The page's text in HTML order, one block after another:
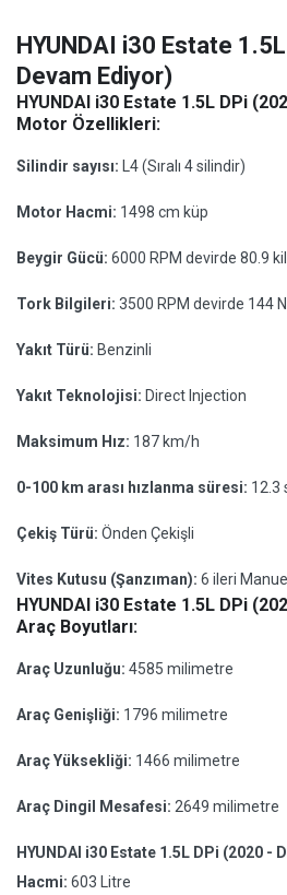
HYUNDAI i30 Estate
Devam Ediyor)
HYUNDAI i30 Estate 1.5L DPi
Motor Özellikleri:
Silindir sayısı: L4 (Sıralı 4 silindir)
Motor Hacmi: 1498 cm küp
Beygir Gücü: 6000 RPM devirde 80.9
Tork Bilgileri: 3500 RPM devirde 144
Yakıt Türü: Benzinli
Yakıt Teknolojisi: Direct Injection
Maksimum Hız: 187 km/h
0-100 km arası hızlanma süresi: 12.3
Çekiş Türü: Önden Çekişli
Vites Kutusu (Şanzıman): 6 ileri
HYUNDAI i30 Estate 1.5L DPi
Araç Boyutları:
Araç Uzunluğu: 4585 milimetre
Araç Genişliği: 1796 milimetre
Araç Yüksekliği: 1466 milimetre
Araç Dingil Mesafesi: 2649 milimetre
HYUNDAI i30 Estate 1.5L DPi (2020 -
Hacmi: 603 Litre